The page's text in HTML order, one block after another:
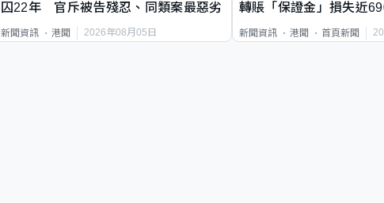
囚22年 官斥被告殘忍、同類案最惡劣
新聞資訊 港聞 2026年08月05日
轉賬「保證金」損失近
新聞資訊 港聞 首頁新聞